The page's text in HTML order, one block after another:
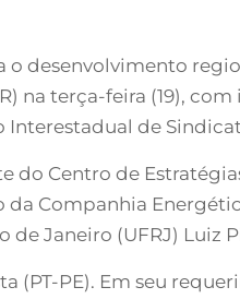
o desenvolvimento
terça-feira (19), com
de
Centro de
Companhia
Janeiro (UFRJ) Luiz
PE). Em seu